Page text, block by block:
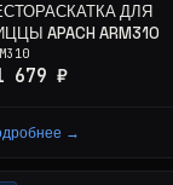
ДЛЯ
APACH ARM310
679 ₽
→